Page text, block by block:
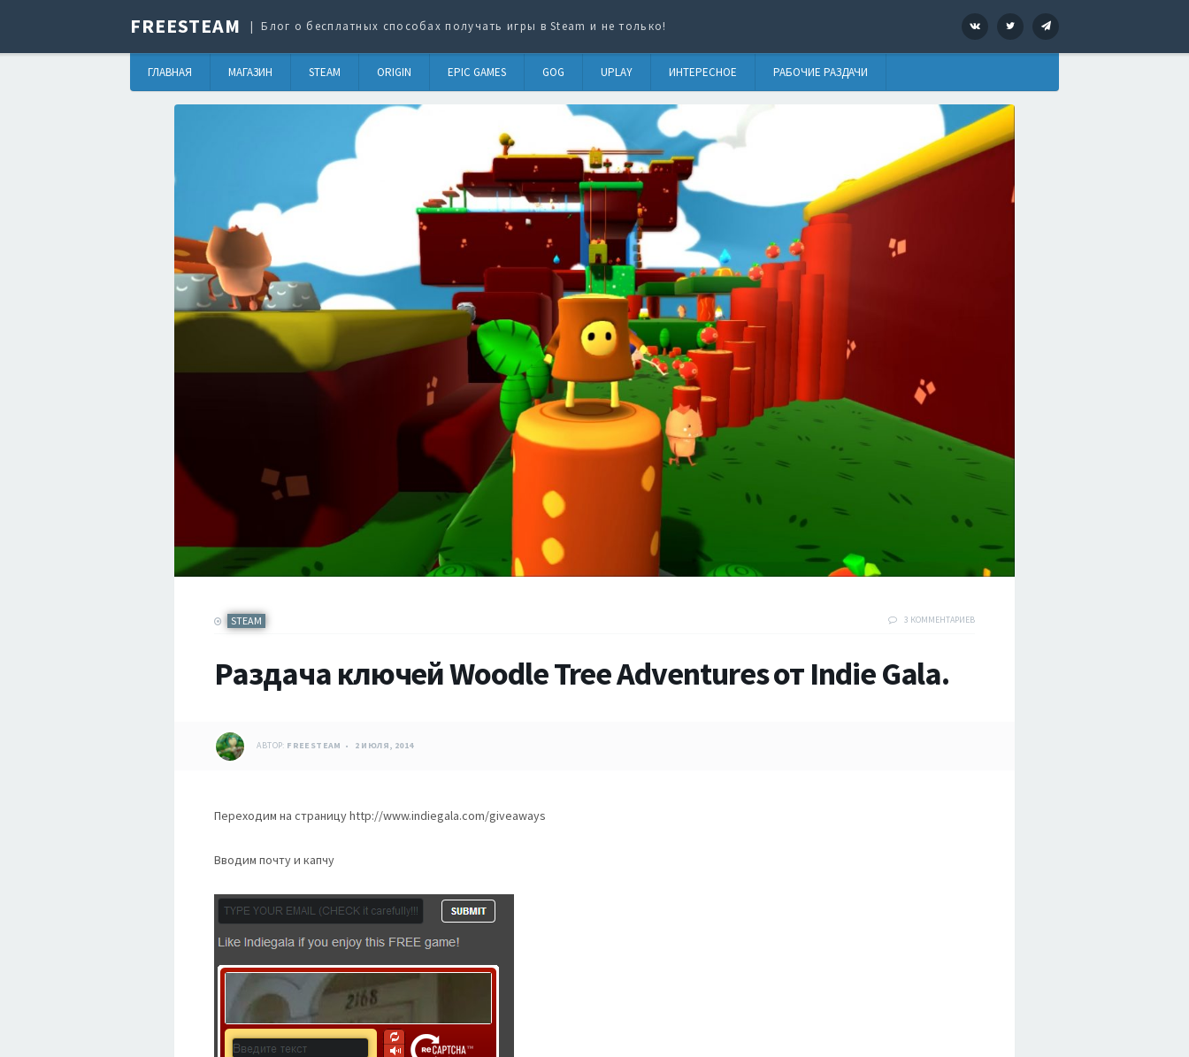
FREESTEAM Блог о бесплатных способах получать игры в Steam и не только! VK Twitter
ГЛАВНАЯ МАГАЗИН STEAM ORIGIN EPIC GAMES GOG UPLAY ИНТЕРЕСНОЕ РАБОЧИЕ РАЗДАЧИ
STEAM 3 КОММЕНТАРИЕВ
Раздача ключей Woodle Tree Adventures от Indie Gala.
АВТОР: FREESTEAM 2 ИЮЛЯ, 2014
Переходим на страницу http://www.indiegala.com/giveaways
Вводим почту и капчу